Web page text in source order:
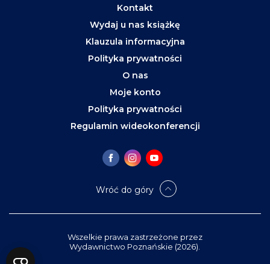
Kontakt
Wydaj u nas książkę
Klauzula informacyjna
Polityka prywatności
O nas
Moje konto
Polityka prywatności
Regulamin wideokonferencji
Wróć do góry
Wszelkie prawa zastrzeżone przez
Wydawnictwo Poznańskie (2026).